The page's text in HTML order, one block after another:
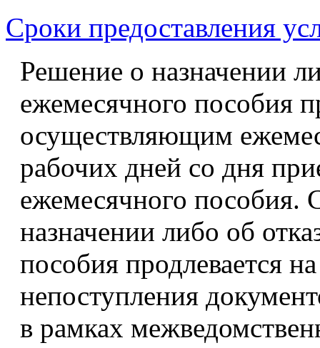
Сроки предоставления
Решение о назначении
ежемесячного пособия
осуществляющим
рабочих дней со дня
ежемесячного пособия.
назначении либо об
пособия продлевается
непоступления
в рамках